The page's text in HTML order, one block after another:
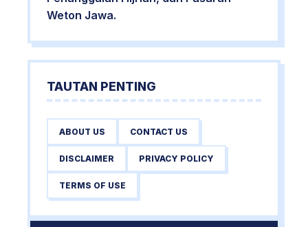
Weton Jawa.
TAUTAN PENTING
ABOUT US CONTACT US
DISCLAIMER PRIVACY POLICY
TERMS OF USE